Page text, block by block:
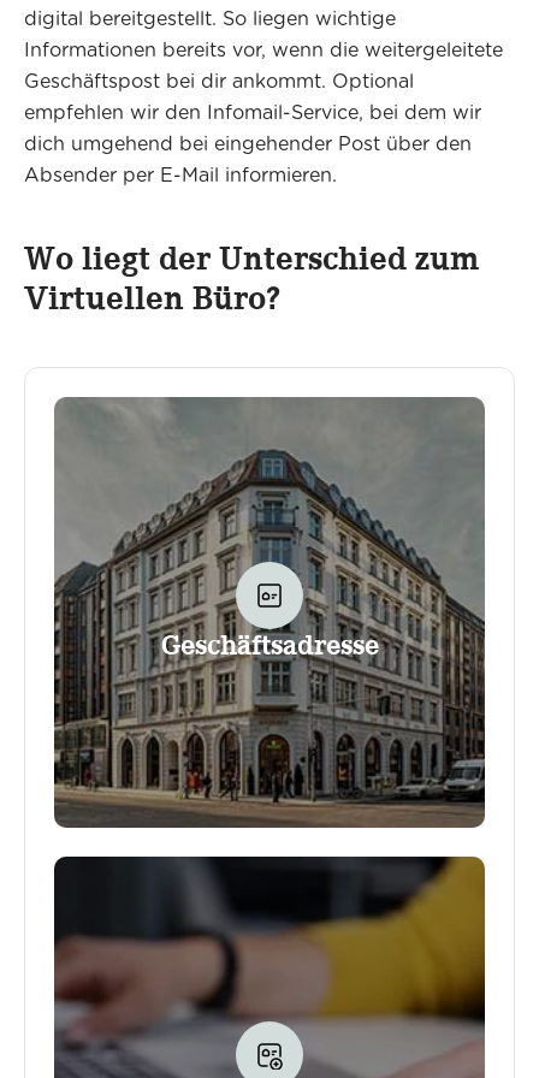
digital bereitgestellt. So liegen wichtige
Informationen bereits vor, wenn die weitergeleitete
Geschäftspost bei dir ankommt. Optional
empfehlen wir den Infomail-Service, bei dem wir
dich umgehend bei eingehender Post über den
Absender per E-Mail informieren.
Wo liegt der Unterschied zum
Virtuellen Büro?
Geschäftsadresse
dir die Möglichkeit, den Standort als deine
Geschäftsanschrift zu verwenden - und
selbstverständlich auch, einige weitere
in Anspruch zu nehmen. Deine
Konferenzraumbuchungen werden stets
rabattiert. Weitere Zusatzleistungen, wie ein